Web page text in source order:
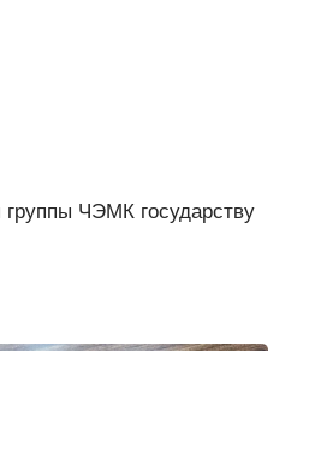
ЧЭМК государству